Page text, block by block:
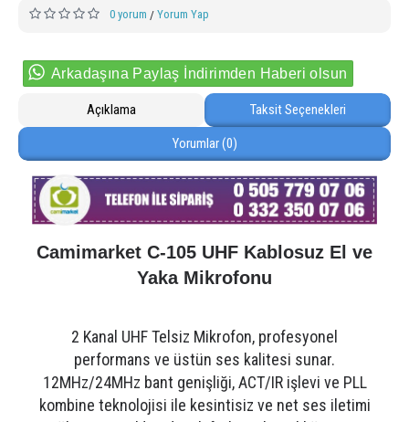
0 yorum / Yorum Yap
Arkadaşına Paylaş İndirimden Haberi olsun
Açıklama Taksit Seçenekleri
Yorumlar (0)
Camimarket C-105 UHF Kablosuz El ve
Yaka Mikrofonu
2 Kanal UHF Telsiz Mikrofon, profesyonel
performans ve üstün ses kalitesi sunar.
12MHz/24MHz bant genişliği, ACT/IR işlevi ve PLL
kombine teknolojisi ile kesintisiz ve net ses iletimi